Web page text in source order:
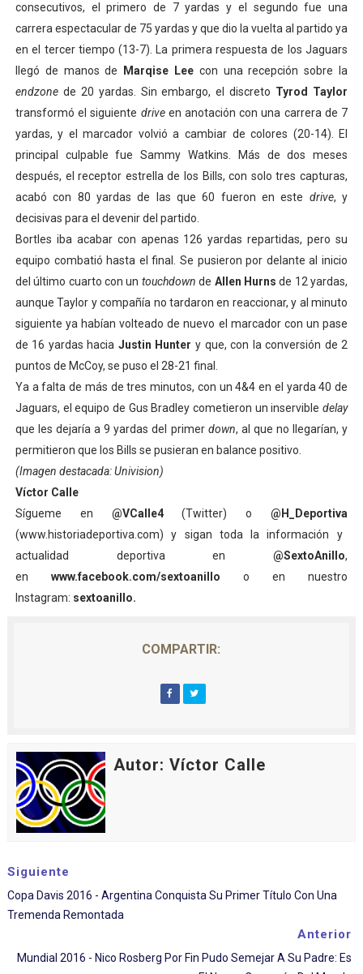
consecutivos, el primero de 7 yardas y el segundo fue una
carrera espectacular de 75 yardas y que dio la vuelta al partido ya
en el tercer tiempo (13-7). La primera respuesta de los Jaguars
llegó de manos de
Marqise Lee con una recepción sobre la
endzonede 20 yardas. Sin embargo, el discreto Tyrod Taylor
transformó el siguiente driveen anotación con una carrera de 7
yardas, y el marcador volvió a cambiar de colores (20-14). El
principal culpable fue Sammy Watkins. Más de dos meses
después, el receptor estrella de los Bills, con solo tres capturas,
acabó con 80 yardas de las que 60 fueron en este drive, y
decisivas para el devenir del partido.
Bortles iba acabar con apenas 126 yardas repartidas, pero su
equipo combatió hasta el final. Se pusieron por delante al inicio
del último cuarto con un touchdown de Allen Hurns de 12 yardas,
aunque Taylor y compañía no tardaron en reaccionar, y al minuto
siguiente ya habían volteado de nuevo el marcador con un pase
de 16 yardas hacia Justin Hunter y que, con la conversión de 2
puntos de McCoy, se puso el 28-21 final.
Ya a falta de más de tres minutos, con un 4&4 en el yarda 40 de
Jaguars, el equipo de Gus Bradley cometieron un inservibledelay
que les dejaría a 9 yardas del primer down, al que no llegarían, y
permitieron que los Bills se pusieran en balance positivo.
(Imagen destacada: Univision)
Víctor Calle
Sígueme en @VCalle4(Twitter) o@H_Deportiva
(www.historiadeportiva.com) y sigan toda la información y
actualidad deportiva en@SextoAnillo,
en www.facebook.com/sextoanillo o en nuestro
Instagram: sextoanillo.
COMPARTIR:
Autor: Víctor Calle
Siguiente
Copa Davis 2016 - Argentina Conquista Su Primer Título Con Una
Tremenda Remontada
Anterior
Mundial 2016 - Nico Rosberg Por Fin Pudo Semejar A Su Padre: Es